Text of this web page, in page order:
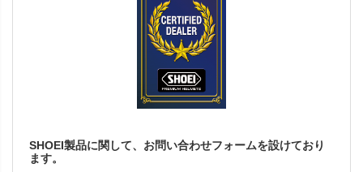
SHOEI製品に関して、お問い合わせフォームを設けており
ます。